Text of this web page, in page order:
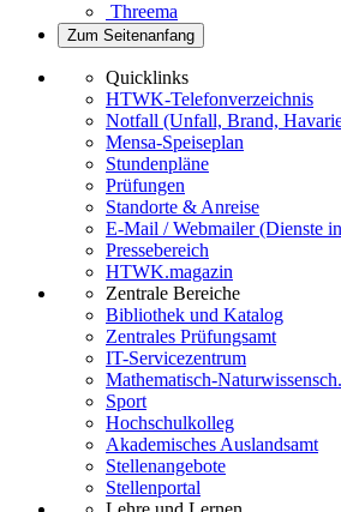
Threema
Zum Seitenanfang
Quicklinks
HTWK-Telefonverzeichnis
Notfall (Unfall, Brand,
Mensa-Speiseplan
Stundenpläne
Prüfungen
Standorte & Anreise
E-Mail / Webmailer (Dienste
Pressebereich
HTWK.magazin
Zentrale Bereiche
Bibliothek und Katalog
Zentrales Prüfungsamt
IT-Servicezentrum
Mathematisch-
Sport
Hochschulkolleg
Akademisches Auslandsamt
Stellenangebote
Stellenportal